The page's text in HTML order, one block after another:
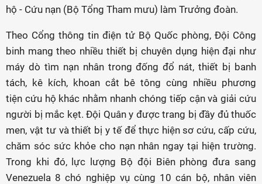
hộ - Cứu nạn (Bộ Tổng Tham mưu) làm Trưởng đoàn.
Theo Cổng thông tin điện tử Bộ Quốc phòng, Đội Công
binh mang theo nhiều thiết bị chuyên dụng hiện đại như
máy dò tìm nạn nhân trong đống đổ nát, thiết bị banh
tách, kê kích, khoan cắt bê tông cùng nhiều phương
tiện cứu hộ khác nhằm nhanh chóng tiếp cận và giải cứu
người bị mắc kẹt. Đội Quân y được trang bị đầy đủ thuốc
men, vật tư và thiết bị y tế để thực hiện sơ cứu, cấp cứu,
chăm sóc sức khỏe cho nạn nhân ngay tại hiện trường.
Trong khi đó, lực lượng Bộ đội Biên phòng đưa sang
Venezuela 8 chó nghiệp vụ cùng 10 cán bộ, nhân viên